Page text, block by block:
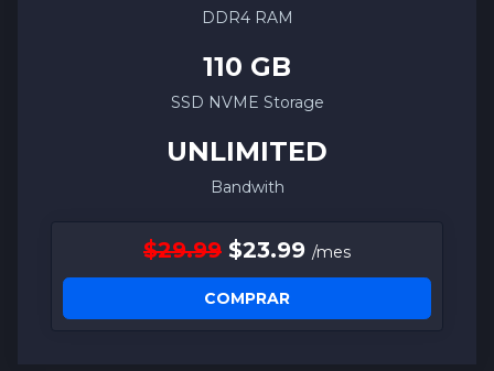
DDR4 RAM
110 GB
SSD NVME Storage
UNLIMITED
Bandwith
$29.99 $23.99 /mes
COMPRAR